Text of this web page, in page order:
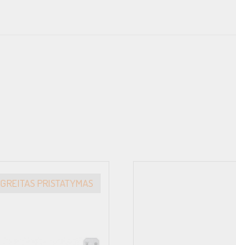
GREITAS PRISTATYMAS